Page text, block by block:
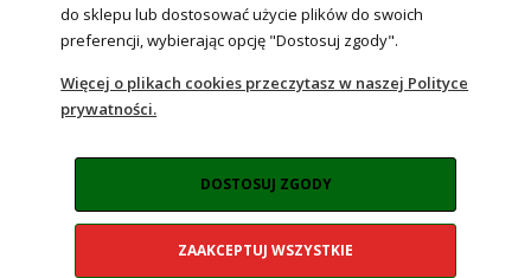
POKAŻ PEŁNĄ WERSJĘ STRONY
Sklep internetowy Shoper Premium
NahoMedia.com
do sklepu lub dostosować użycie plików do swoich
preferencji, wybierając opcję "Dostosuj zgody".
Więcej o plikach cookies przeczytasz w naszej Polityce
prywatności.
DOSTOSUJ ZGODY
ZAAKCEPTUJ WSZYSTKIE